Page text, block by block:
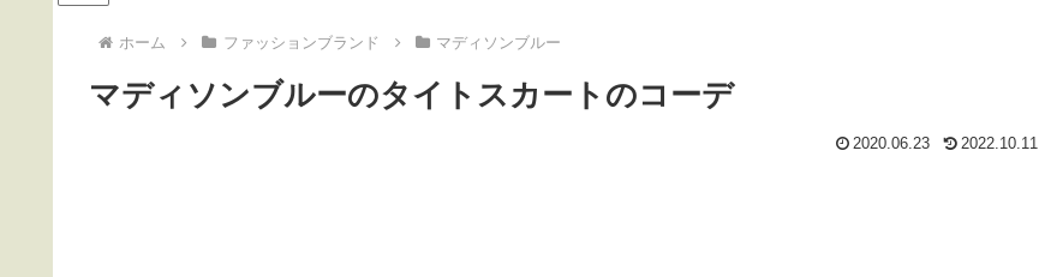
ホーム ファッションブランド マディソンブルー
マディソンブルーのタイトスカートのコーデ
2020.06.23 2022.10.11